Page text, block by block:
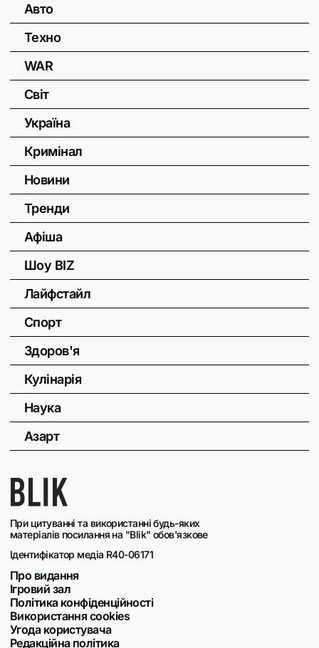
При цитуванні та використанні будь-яких
матеріалів посилання на "Blik" обов'язкове
Ідентифікатор медіа R40-06171
Про видання
Ігровий зал
Політика конфіденційності
Використання cookies
Угода користувача
Редакційна політика
Авто
Техно
WAR
Світ
Україна
Кримінал
Новини
Тренди
Афіша
Шоу BIZ
Лайфстайл
Спорт
Здоров'я
Кулінарія
Наука
Азарт